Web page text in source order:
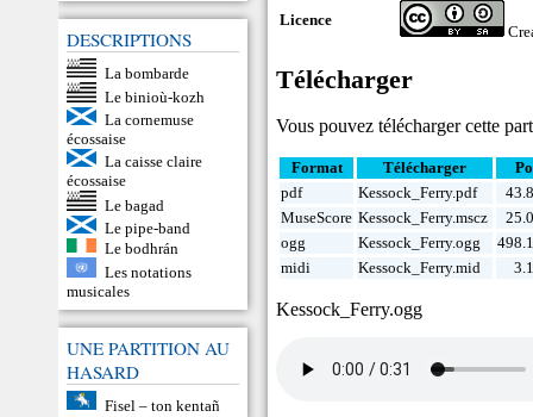
DESCRIPTIONS
La bombarde
Le binioù-kozh
La cornemuse
écossaise
La caisse claire
écossaise
Le bagad
Le pipe-band
Le bodhrán
Les notations
musicales
UNE PARTITION AU
HASARD
Fisel – ton kentañ
Licence
Télécharger
Vous pouvez télécharger cette
Format Télécharger
pdf
Kessock_Ferry.pdf
MuseScore Kessock_Ferry.mscz
ogg
Kessock_Ferry.ogg
midi
Kessock_Ferry.mid
Kessock_Ferry.ogg